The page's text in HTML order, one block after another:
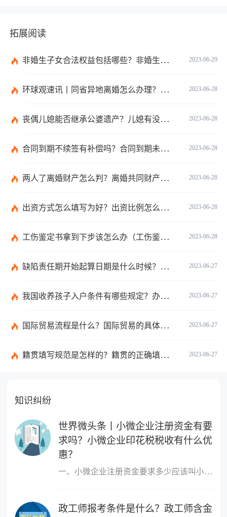
拓展阅读
2023-06-29
非婚生子女合法权益包括哪些？非婚生子女继承财产的条件是什么？ 全球热点评
2023-06-28
环球观速讯丨同省异地离婚怎么办理？夫妻异地离婚须准备哪些资料？
2023-06-28
丧偶儿媳能否继承公婆遗产？儿媳有没有赡养老人的义务？
2023-06-28
合同到期不续签有补偿吗？合同到期未提前30天通知怎么赔偿？ 当前速看
2023-06-28
两人了离婚财产怎么判？离婚共同财产有哪些？_焦点快报
2023-06-28
出资方式怎么填写为好？出资比例怎么填写？
2023-06-28
工伤鉴定书拿到下步该怎么办（工伤鉴定后要是对伤残等级结论不服怎么办）
2023-06-27
缺陷责任期开始起算日期是什么时候？缺陷责任终止证书签发的必要条件是什么？
2023-06-27
我国收养孩子入户条件有哪些规定？办理收养登记的事实收养情况有几种？
2023-06-27
国际贸易流程是什么？国际贸易的具体流程的内容都有哪些？
2023-06-27
籍贯填写规范是怎样的？籍贯的正确填写规范是什么？-天天微动态
知识纠纷
世界微头条丨小微企业注册资金有要
求吗？小微企业印花税税收有什么优
惠？
一、小微企业注册资金要求多少应该叫小微企业，小微企业的概念跟注
政工师报考条件是什么？政工师含金